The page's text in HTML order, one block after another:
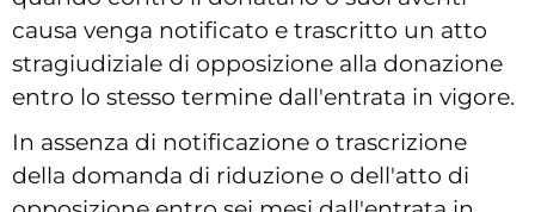
causa venga notificato e trascritto un atto
stragiudiziale di opposizione alla donazione
entro lo stesso termine dall'entrata in vigore.
In assenza di notificazione o trascrizione
della domanda di riduzione o dell'atto di